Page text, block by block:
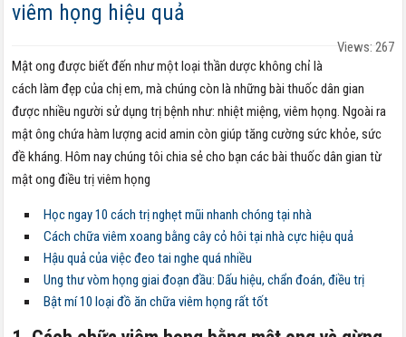
viêm họng hiệu quả
Views: 267
Mật ong được biết đến như một loại thần dược không chỉ là
cách làm đẹp của chị em, mà chúng còn là những bài thuốc dân gian
được nhiều người sử dụng trị bệnh như: nhiệt miệng, viêm họng. Ngoài ra
mật ông chứa hàm lượng acid amin còn giúp tăng cường sức khỏe, sức
đề kháng. Hôm nay chúng tôi chia sẻ cho bạn các bài thuốc dân gian từ
mật ong điều trị viêm họng
Học ngay 10 cách trị nghẹt mũi nhanh chóng tại nhà
Cách chữa viêm xoang bằng cây cỏ hôi tại nhà cực hiệu quả
Hậu quả của việc đeo tai nghe quá nhiều
Ung thư vòm họng giai đoạn đầu: Dấu hiệu, chẩn đoán, điều trị
Bật mí 10 loại đồ ăn chữa viêm họng rất tốt